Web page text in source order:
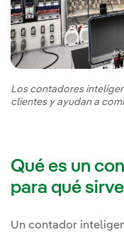
Los contadores
clientes y ayudan a
Qué es un
para qué sirve
Un contador